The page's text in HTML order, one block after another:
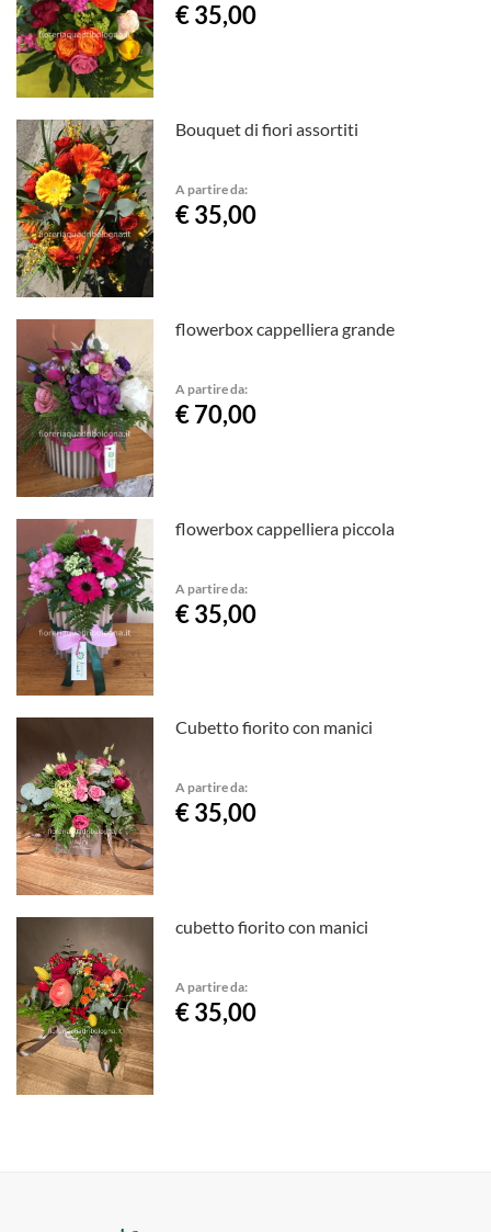
€ 35,00
Bouquet di fiori assortiti
A partire da:
€ 35,00
flowerbox cappelliera grande
A partire da:
€ 70,00
flowerbox cappelliera piccola
A partire da:
€ 35,00
Cubetto fiorito con manici
A partire da:
€ 35,00
cubetto fiorito con manici
A partire da:
€ 35,00